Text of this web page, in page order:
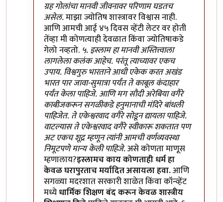
ग्रह गोलांचा मानवी जीवनावर परिणाम घडतच
असेल.माझा ज्योतिष शास्त्रावर विश्वास नाही.
आणि आमची आई ४५ दिवस व्हेंटी लेटर वर होती
तेंव्हा मी कोणत्याही देवळात किंवा ज्योतिषाकडे
गेलो नव्हतो. ५. इस्लाम हा मानवी अस्तित्त्वाला
लागलेला कलंक आहेच. परंतू त्याच्यावर एकच
उपाय. विश्वगुरु भारताने आधी एकेक करत अखंड
भारत पार जावा-सुमात्रा पर्यंत ते काबूल कंदाहार
पर्यंत केला पाहिजे. आणि मग सौदी अरेबिया वगैरे
काबीजकरून सगळीकडे हनुमानाची मंदिरे बांधली
पाहिजेत. ते एकेश्वरवाद वगैरे सोडून द्यायला पाहिजे.
वाटल्यास ते एकेश्वरवाद वगैरे स्वीकारू शकतात पण
अट एकच शूद्र म्हणून त्यांनी आमची वर्णव्यवस्था
निमूटपणे मान्य केली पाहिजे.असे कोणता माणूस
म्हणालाय?इस्लामच काय कोणताही धर्म हा
केवळ घरापुरताच मर्यादित असायला हवा.आणि
सगळ्या मदरशात सरकारी शाळेत किंवा कॉन्व्हेंट
मध्येधार्मिक शिक्षण बंद करून केवळ शास्त्रीय